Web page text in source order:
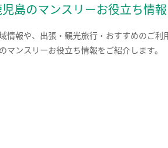
島のマンスリーお役立ち情報
情報や、出張・観光旅行・おすすめのご利
マンスリーお役立ち情報をご紹介します。